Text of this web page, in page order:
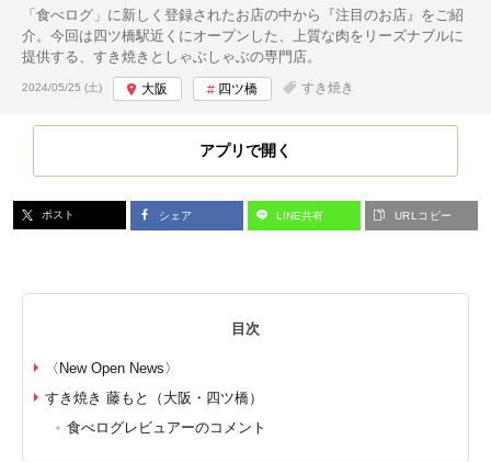
「食べログ」に新しく登録されたお店の中から『注目のお店』をご紹
介。今回は四ツ橋駅近くにオープンした、上質な肉をリーズナブルに
提供する、すき焼きとしゃぶしゃぶの専門店。
投稿日:
2024/05/25 (土) 大阪 四ツ橋 すき焼き
アプリで開く
ポスト シェア LINE共有 URLコピー
目次
〈New Open News〉
すき焼き 藤もと（大阪・四ツ橋）
食べログレビュアーのコメント